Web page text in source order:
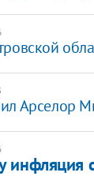
Арселор
инфляция